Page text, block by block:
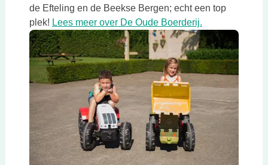
de Efteling en de Beekse Bergen; echt een top
plek! Lees meer over De Oude Boerderij.Deze link